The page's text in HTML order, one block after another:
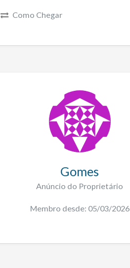
Como Chegar
Gomes
Anúncio do Proprietário
Membro desde: 05/03/2026